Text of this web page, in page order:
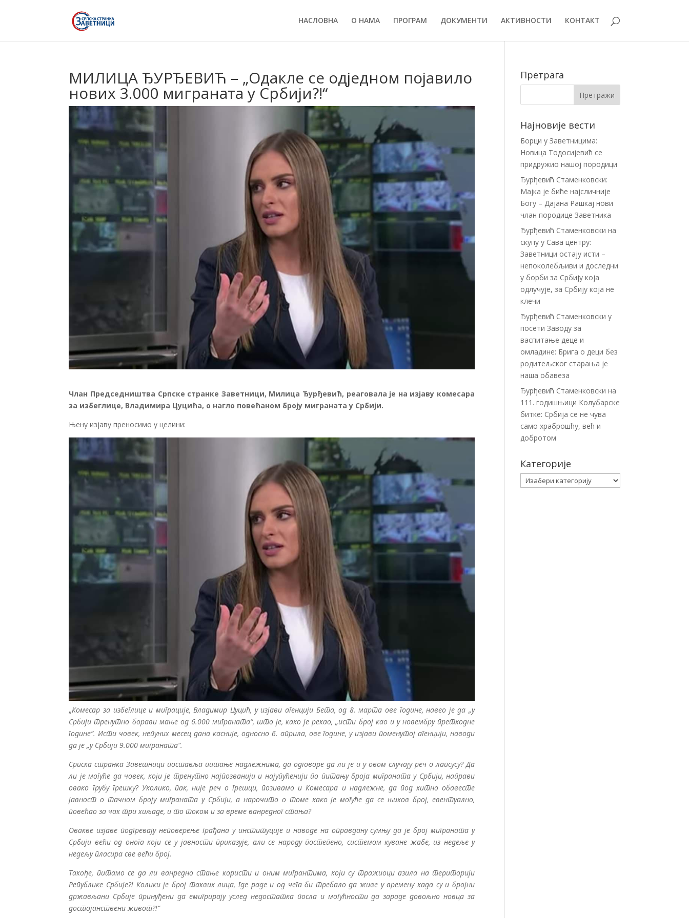
НАСЛОВНА О НАМА ПРОГРАМ ДОКУМЕНТИ АКТИВНОСТИ КОНТАКТ
МИЛИЦА ЂУРЂЕВИЋ – „Одакле се одједном појавило
нових 3.000 миграната у Србији?!“
Члан Председништва Српске странке Заветници, Милица Ђурђевић, реаговала је на изјаву комесара
за избеглице, Владимира Цуцића, о нагло повећаном броју миграната у Србији.
Њену изјаву преносимо у целини:
„Комесар за избеглице и миграције, Владимир Цуцић, у изјави агенцији Бета, од 8. марта ове године, навео је да „у
Србији тренутно борави мање од 6.000 миграната“, што је, како је рекао, „исти број као и у новембру претходне
године“. Исти човек, непуних месец дана касније, односно 6. априла, ове године, у изјави поменутој агенцији, наводи
да је „у Србији 9.000 миграната“.
Српска странка Заветници поставља питање надлежнима, да одговоре да ли је и у овом случају реч о лапсусу? Да
ли је могуће да човек, који је тренутно најпозванији и најупућенији по питању броја миграната у Србији, направи
овако грубу грешку? Уколико, пак, није реч о грешци, позивамо и Комесара и надлежне, да под хитно обавесте
јавност о тачном броју миграната у Србији, а нарочито о томе како је могуће да се њихов број, евентуално,
повећао за чак три хиљаде, и то током и за време ванредног стања?
Овакве изјаве подгревају неповерење грађана у институције и наводе на оправдану сумњу да је број миграната у
Србији већи од онога који се у јавности приказује, али се народу постепено, системом куване жабе, из недеље у
недељу пласира све већи број.
Такође, питамо се да ли ванредно стање користи и оним мигрантима, који су тражиоци азила на територији
Републике Србије?! Колики је број таквих лица, где раде и од чега би требало да живе у времену када су и бројни
држављани Србије принуђени да емигрирају услед недостатка посла и могућности да зараде довољно новца за
достојанствени живот?!“
Претрага
Најновије вести
Борци у Заветницима:
Новица Тодосијевић се
придружио нашој породици
Ђурђевић Стаменковски:
Мајка је биће најсличније
Богу – Дајана Рашкај нови
члан породице Заветника
Ђурђевић Стаменковски на
скупу у Сава центру:
Заветници остају исти –
непоколебљиви и доследни
у борби за Србију која
одлучује, за Србију која не
клечи
Ђурђевић Стаменковски у
посети Заводу за
васпитање деце и
омладине: Брига о деци без
родитељског старања је
наша обавеза
Ђурђевић Стаменковски на
111. годишњици Колубарске
битке: Србија се не чува
само храброшћу, већ и
добротом
Категорије
Категорије